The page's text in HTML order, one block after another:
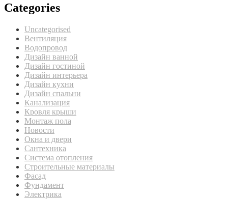
Categories
Uncategorised
Вентиляция
Водопровод
Дизайн ванной
Дизайн гостиной
Дизайн интерьера
Дизайн кухни
Дизайн спальни
Канализация
Кровля крыши
Монтаж пола
Новости
Окна и двери
Сантехника
Система отопления
Строительные материалы
Фасад
Фундамент
Электрика